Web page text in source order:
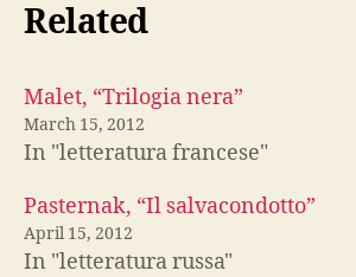
Related
Malet, “Trilogia nera”
March 15, 2012
In "letteratura francese"
Pasternak, “Il salvacondotto”
April 15, 2012
In "letteratura russa"